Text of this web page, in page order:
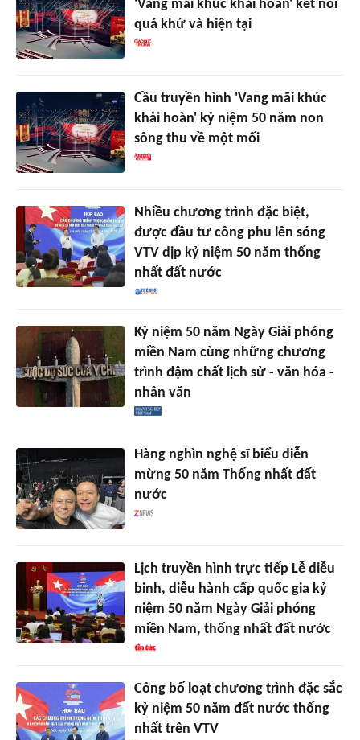
'Vang mãi khúc khải hoàn' kết nối
quá khứ và hiện tại
Cầu truyền hình 'Vang mãi khúc
khải hoàn' kỷ niệm 50 năm non
sông thu về một mối
Nhiều chương trình đặc biệt,
được đầu tư công phu lên sóng
VTV dịp kỷ niệm 50 năm thống
nhất đất nước
Kỷ niệm 50 năm Ngày Giải phóng
miền Nam cùng những chương
trình đậm chất lịch sử - văn hóa -
nhân văn
Hàng nghìn nghệ sĩ biểu diễn
mừng 50 năm Thống nhất đất
nước
Lịch truyền hình trực tiếp Lễ diễu
binh, diễu hành cấp quốc gia kỷ
niệm 50 năm Ngày Giải phóng
miền Nam, thống nhất đất nước
Công bố loạt chương trình đặc sắc
kỷ niệm 50 năm đất nước thống
nhất trên VTV